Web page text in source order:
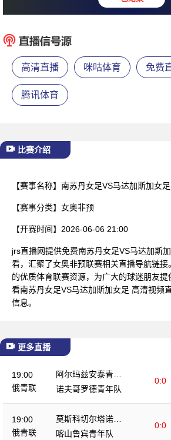
南苏丹女足 0 :
高清直播 咪咕体育 免费
腾讯体育
比赛介绍
【赛事名称】 南苏丹女足VS马达加斯加女
【赛事分类】 女奥非预
【开赛时间】 2026-06-06 21:00
jrs直播网提供免费南苏丹女足VS马达加斯
看，汇聚了女奥非预联赛相关直播导航链
的优质体育联赛资源，为广大的球迷朋友
看南苏丹女足VS马达加斯加女足 高清视频
信息。
更多直播
19:00
俄青联
阿尔玛兹安泰青年
队
0:0
诺夫哥罗德青年队
19:00
俄青联
莫斯科切尔塔诺沃
青年队
0:0
喀山鲁宾青年队